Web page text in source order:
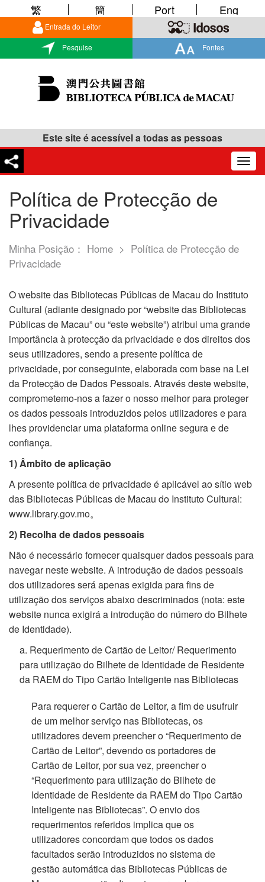
Entrada do Leitor
Pesquise Fontes
繁 簡 Port Eng
Este site é acessível a todas as pessoas
Política de Protecção de
Privacidade
Minha Posição： Home > Política de Protecção de
Privacidade
O website das Bibliotecas Públicas de Macau do Instituto
Cultural (adiante designado por “website das Bibliotecas
Públicas de Macau” ou “este website”) atribui uma grande
importância à protecção da privacidade e dos direitos dos
seus utilizadores, sendo a presente política de
privacidade, por conseguinte, elaborada com base na Lei
da Protecção de Dados Pessoais. Através deste website,
comprometemo-nos a fazer o nosso melhor para proteger
os dados pessoais introduzidos pelos utilizadores e para
lhes providenciar uma plataforma online segura e de
confiança.
1) Âmbito de aplicação
A presente política de privacidade é aplicável ao sítio web
das Bibliotecas Públicas de Macau do Instituto Cultural:
www.library.gov.mo。
2) Recolha de dados pessoais
Não é necessário fornecer quaisquer dados pessoais para
navegar neste website. A introdução de dados pessoais
dos utilizadores será apenas exigida para fins de
utilização dos serviços abaixo descriminados (nota: este
website nunca exigirá a introdução do número do Bilhete
de Identidade).
a. Requerimento de Cartão de Leitor/ Requerimento
para utilização do Bilhete de Identidade de Residente
da RAEM do Tipo Cartão Inteligente nas Bibliotecas
Para requerer o Cartão de Leitor, a fim de usufruir
de um melhor serviço nas Bibliotecas, os
utilizadores devem preencher o “Requerimento de
Cartão de Leitor”, devendo os portadores de
Cartão de Leitor, por sua vez, preencher o
“Requerimento para utilização do Bilhete de
Identidade de Residente da RAEM do Tipo Cartão
Inteligente nas Bibliotecas”. O envio dos
requerimentos referidos implica que os
utilizadores concordam que todos os dados
facultados serão introduzidos no sistema de
gestão automática das Bibliotecas Públicas de